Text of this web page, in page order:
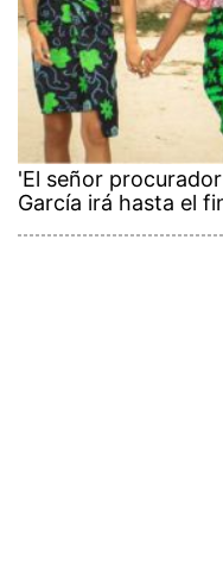
'El señor
García irá hasta el